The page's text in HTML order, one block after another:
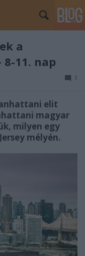
a
11. nap
1
elit
magyar
milyen egy
mélyén.